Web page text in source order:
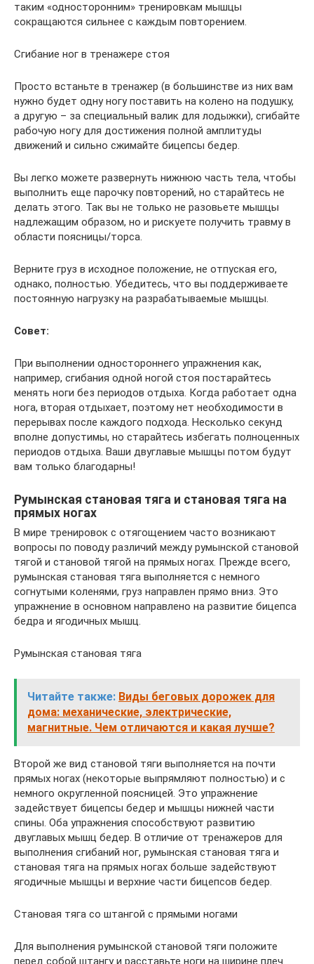
таким «односторонним» тренировкам мышцы
сокращаются сильнее с каждым повторением.
Сгибание ног в тренажере стоя
Просто встаньте в тренажер (в большинстве из них вам
нужно будет одну ногу поставить на колено на подушку,
а другую – за специальный валик для лодыжки), сгибайте
рабочую ногу для достижения полной амплитуды
движений и сильно сжимайте бицепсы бедер.
Вы легко можете развернуть нижнюю часть тела, чтобы
выполнить еще парочку повторений, но старайтесь не
делать этого. Так вы не только не разовьете мышцы
надлежащим образом, но и рискуете получить травму в
области поясницы/торса.
Верните груз в исходное положение, не отпуская его,
однако, полностью. Убедитесь, что вы поддерживаете
постоянную нагрузку на разрабатываемые мышцы.
Совет:
При выполнении одностороннего упражнения как,
например, сгибания одной ногой стоя постарайтесь
менять ноги без периодов отдыха. Когда работает одна
нога, вторая отдыхает, поэтому нет необходимости в
перерывах после каждого подхода. Несколько секунд
вполне допустимы, но старайтесь избегать полноценных
периодов отдыха. Ваши двуглавые мышцы потом будут
вам только благодарны!
Румынская становая тяга и становая тяга на
прямых ногах
В мире тренировок с отягощением часто возникают
вопросы по поводу различий между румынской становой
тягой и становой тягой на прямых ногах. Прежде всего,
румынская становая тяга выполняется с немного
согнутыми коленями, груз направлен прямо вниз. Это
упражнение в основном направлено на развитие бицепса
бедра и ягодичных мышц.
Румынская становая тяга
Читайте также: Виды беговых дорожек для
дома: механические, электрические,
магнитные. Чем отличаются и какая лучше?
Второй же вид становой тяги выполняется на почти
прямых ногах (некоторые выпрямляют полностью) и с
немного округленной поясницей. Это упражнение
задействует бицепсы бедер и мышцы нижней части
спины. Оба упражнения способствуют развитию
двуглавых мышц бедер. В отличие от тренажеров для
выполнения сгибаний ног, румынская становая тяга и
становая тяга на прямых ногах больше задействуют
ягодичные мышцы и верхние части бицепсов бедер.
Становая тяга со штангой с прямыми ногами
Для выполнения румынской становой тяги положите
перед собой штангу и расставьте ноги на ширине плеч.